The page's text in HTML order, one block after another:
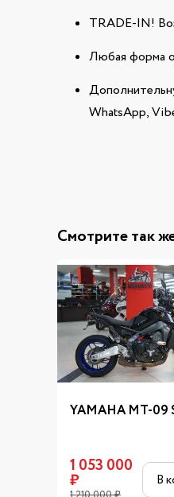
TRADE-IN!
Любая форма
WhatsApp,
Смотрите так
YAMAHA MT-09
1 053 000
₽ В